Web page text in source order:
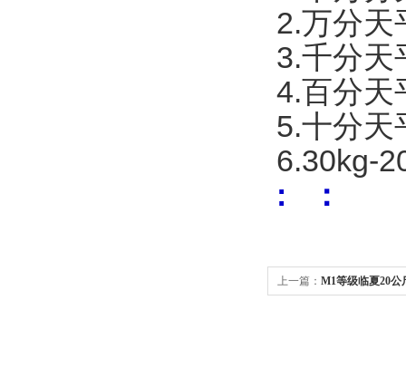
2.万分天
3.千分天
4.百分天
5.十分天
6.30kg-
: ：
上一篇： M1等级临夏20公